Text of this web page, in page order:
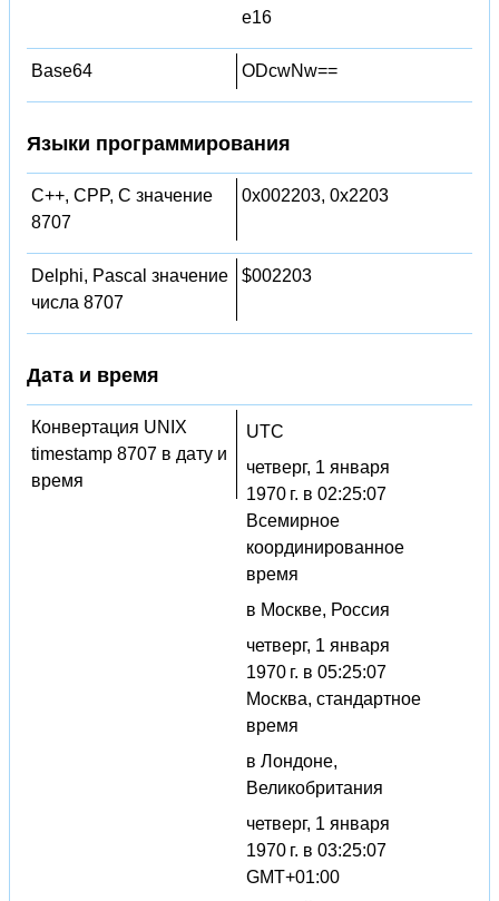
e16
Base64 ODcwNw==
Языки программирования
C++, CPP, C значение
8707
0x002203, 0x2203
Delphi, Pascal значение
числа 8707
$002203
Дата и время
Конвертация UNIX
timestamp 8707 в дату и
время
UTC
четверг, 1 января
1970 г. в 02:25:07
Всемирное
координированное
время
в Москве, Россия
четверг, 1 января
1970 г. в 05:25:07
Москва, стандартное
время
в Лондоне,
Великобритания
четверг, 1 января
1970 г. в 03:25:07
GMT+01:00